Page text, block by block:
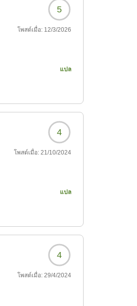
5
โพสต์เมื่อ: 12/3/2026
แปล
4
โพสต์เมื่อ: 21/10/2024
แปล
4
โพสต์เมื่อ: 29/4/2024